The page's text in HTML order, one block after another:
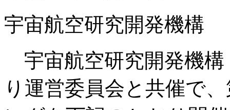
宇宙航空研究開発機構
宇宙航空研究開発機構
り運営委員会と共催で